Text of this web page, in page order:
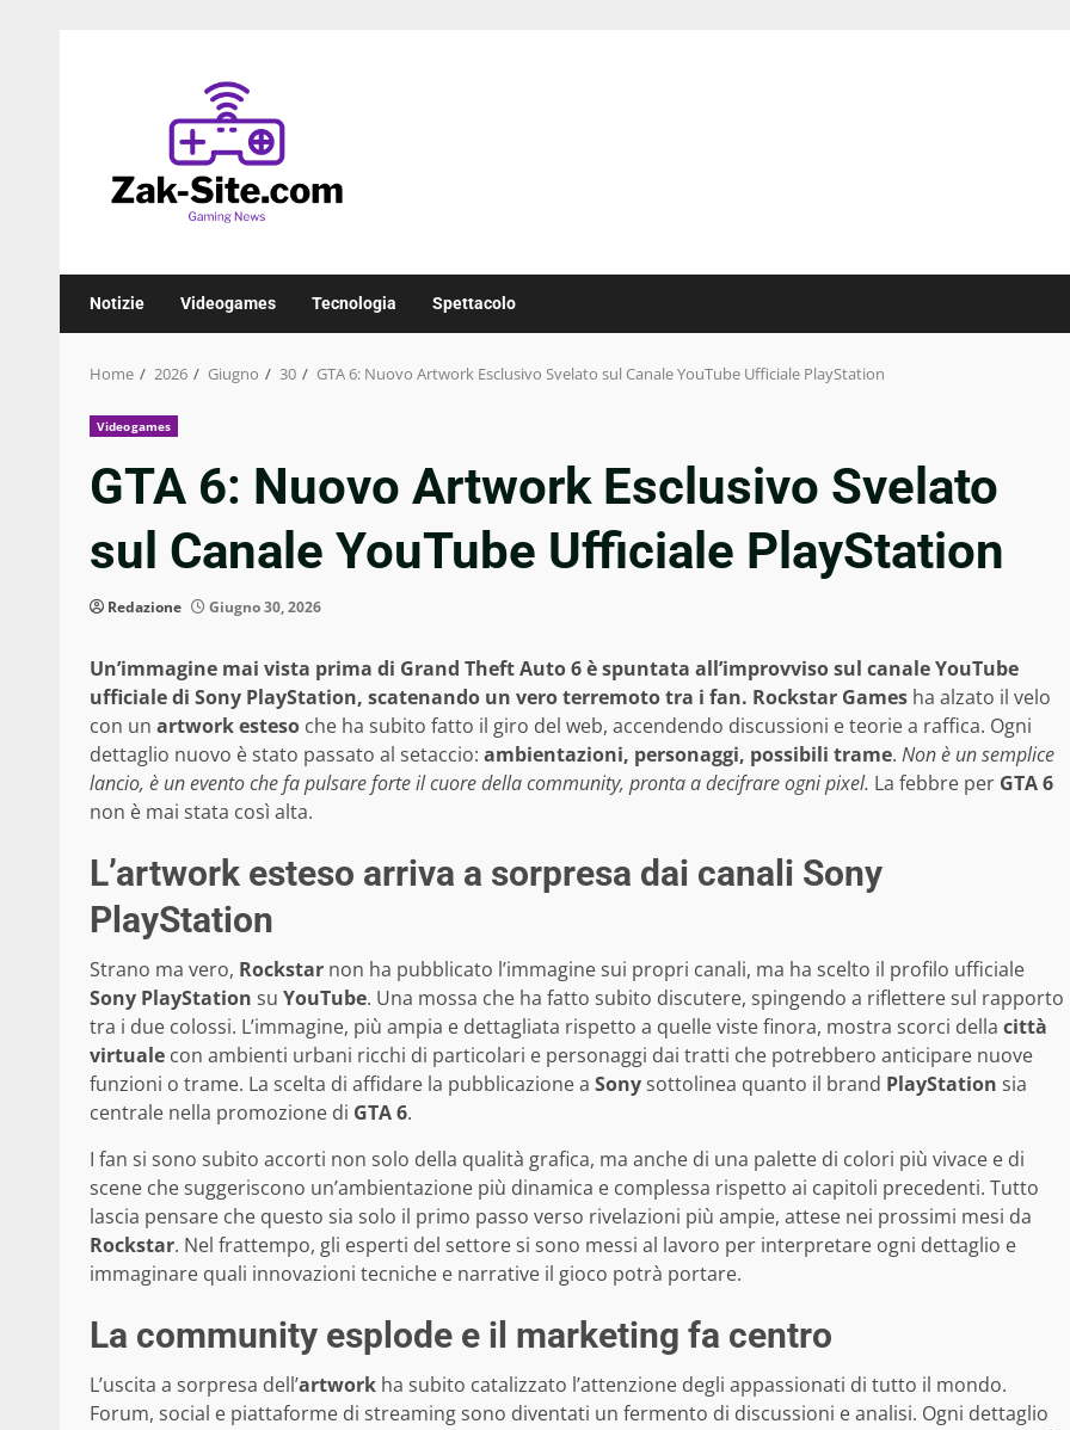
Notizie Videogames Tecnologia Spettacolo
Home 2026 Giugno 30 GTA 6: Nuovo Artwork Esclusivo Svelato sul Canale YouTube Ufficiale PlayStation
Videogames
GTA 6: Nuovo Artwork Esclusivo Svelato
sul Canale YouTube Ufficiale PlayStation
Redazione Giugno 30, 2026
Un’immagine mai vista prima di Grand Theft Auto 6 è spuntata all’improvviso sul canale YouTube
ufficiale di Sony PlayStation, scatenando un vero terremoto tra i fan. Rockstar Games ha alzato il velo
con un artwork esteso che ha subito fatto il giro del web, accendendo discussioni e teorie a raffica. Ogni
dettaglio nuovo è stato passato al setaccio: ambientazioni, personaggi, possibili trame. Non è un semplice
lancio, è un evento che fa pulsare forte il cuore della community, pronta a decifrare ogni pixel. La febbre per GTA 6
non è mai stata così alta.
L’artwork esteso arriva a sorpresa dai canali Sony
PlayStation
Strano ma vero, Rockstar non ha pubblicato l’immagine sui propri canali, ma ha scelto il profilo ufficiale
Sony PlayStation su YouTube. Una mossa che ha fatto subito discutere, spingendo a riflettere sul rapporto
tra i due colossi. L’immagine, più ampia e dettagliata rispetto a quelle viste finora, mostra scorci della città
virtuale con ambienti urbani ricchi di particolari e personaggi dai tratti che potrebbero anticipare nuove
funzioni o trame. La scelta di affidare la pubblicazione a Sonysottolinea quanto il brand PlayStation sia
centrale nella promozione di GTA 6.
I fan si sono subito accorti non solo della qualità grafica, ma anche di una palette di colori più vivace e di
scene che suggeriscono un’ambientazione più dinamica e complessa rispetto ai capitoli precedenti. Tutto
lascia pensare che questo sia solo il primo passo verso rivelazioni più ampie, attese nei prossimi mesi da
Rockstar. Nel frattempo, gli esperti del settore si sono messi al lavoro per interpretare ogni dettaglio e
immaginare quali innovazioni tecniche e narrative il gioco potrà portare.
La community esplode e il marketing fa centro
L’uscita a sorpresa dell’artwork ha subito catalizzato l’attenzione degli appassionati di tutto il mondo.
Forum, social e piattaforme di streaming sono diventati un fermento di discussioni e analisi. Ogni dettaglio